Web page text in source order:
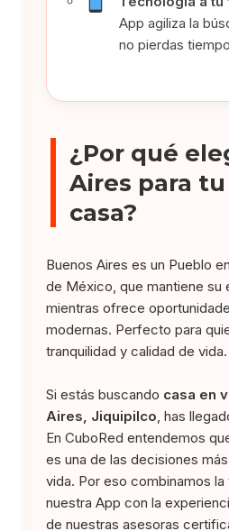
App agiliza la
no pierdas
¿Por qué
Aires para
casa?
Buenos Aires es un Pueblo
de México, que mantiene su
mientras ofrece
modernas. Perfecto para
tranquilidad y calidad de vida.
Si estás buscando casa en
Aires, Jiquipilco , has
En CuboRed entendemos
es una de las decisiones
vida. Por eso combinamos
nuestra App con la
de nuestras asesoras